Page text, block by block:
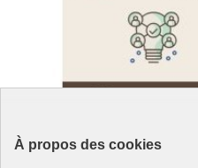
À propos des cookies